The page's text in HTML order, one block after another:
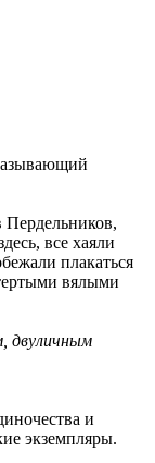
все хаяли
плакаться
вялыми
двуличным
и
экземпляры.